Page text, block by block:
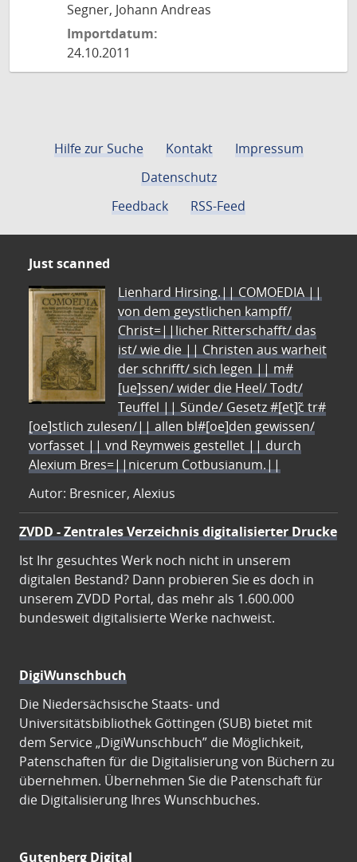
Segner, Johann Andreas
Importdatum:
24.10.2011
Hilfe zur Suche Kontakt
Impressum
Datenschutz
Feedback
RSS-Feed
Just scanned
Lienhard Hirsing.|| COMOEDIA ||
von dem geystlichen kampff/
Christ=||licher Ritterschafft/ das
ist/ wie die || Christen aus warheit
der schrifft/ sich legen || m#
[ue]ssen/ wider die Heel/ Todt/
Teuffel || Sünde/ Gesetz #[et]c̃ tr#
[oe]stlich zulesen/|| allen bl#[oe]den gewissen/
vorfasset || vnd Reymweis gestellet || durch
Alexium Bres=||nicerum Cotbusianum.||
Autor: Bresnicer, Alexius
ZVDD - Zentrales Verzeichnis digitalisierter Drucke
Ist Ihr gesuchtes Werk noch nicht in unserem
digitalen Bestand? Dann probieren Sie es doch in
unserem ZVDD Portal, das mehr als 1.600.000
bundesweit digitalisierte Werke nachweist.
DigiWunschbuch
Die Niedersächsische Staats- und
Universitätsbibliothek Göttingen (SUB) bietet mit
dem Service „DigiWunschbuch” die Möglichkeit,
Patenschaften für die Digitalisierung von Büchern zu
übernehmen. Übernehmen Sie die Patenschaft für
die Digitalisierung Ihres Wunschbuches.
Gutenberg Digital